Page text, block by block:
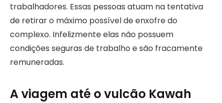
trabalhadores. Essas pessoas atuam na tentativa
de retirar o máximo possível de enxofre do
complexo. Infelizmente elas não possuem
condições seguras de trabalho e são fracamente
remuneradas.
A viagem até o vulcão Kawah